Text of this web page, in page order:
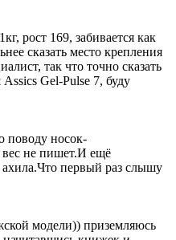
рост 169, забивается как
сказать место крепления
так что точно сказать
Gel-Pulse 7, буду
поводу носок-
не пишет.И ещё
первый раз слышу
модели)) приземляюсь